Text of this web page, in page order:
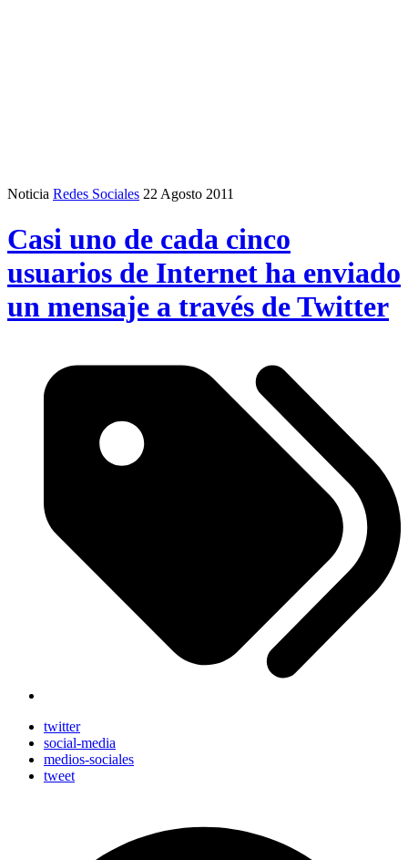
Noticia Redes Sociales 22 Agosto 2011
Casi uno de cada cinco
usuarios de Internet ha enviado
un mensaje a través de Twitter
twitter
social-media
medios-sociales
tweet